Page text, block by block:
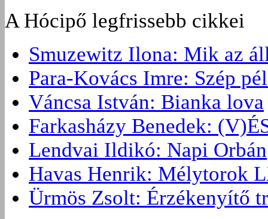
A Hócipő legfrissebb cikkei
Smuzewitz Ilona: Mik az
Para-Kovács Imre: Szép
Váncsa István: Bianka lova
Farkasházy Benedek:
Lendvai Ildikó: Napi Orbán
Havas Henrik: Mélytorok
Ürmös Zsolt: Érzékenyítő